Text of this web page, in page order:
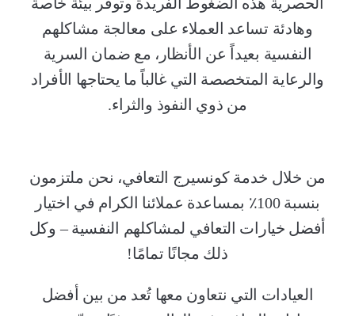
وهادئة تساعد العملاء على معالجة مشاكلهم
النفسية بعيداً عن الأنظار، مع ضمان السرية
والرعاية المتخصصة التي غالباً ما يحتاجها الأفراد
من ذوي النفوذ والثراء.
من خلال خدمة كونسيرج التعافي، نحن ملتزمون
بنسبة 100٪ بمساعدة عملائنا الكرام في اختيار
أفضل خيارات التعافي لمشاكلهم النفسية – وكل
ذلك مجانًا تمامًا!
العيادات التي نتعاون معها تُعد من بين أفضل